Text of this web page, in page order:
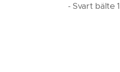
- Svart bälte